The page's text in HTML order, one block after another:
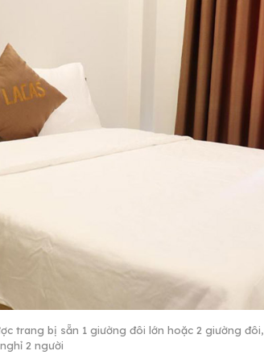
trang bị sẵn 1 giường đôi lớn hoặc 2 giường đôi,
2 người